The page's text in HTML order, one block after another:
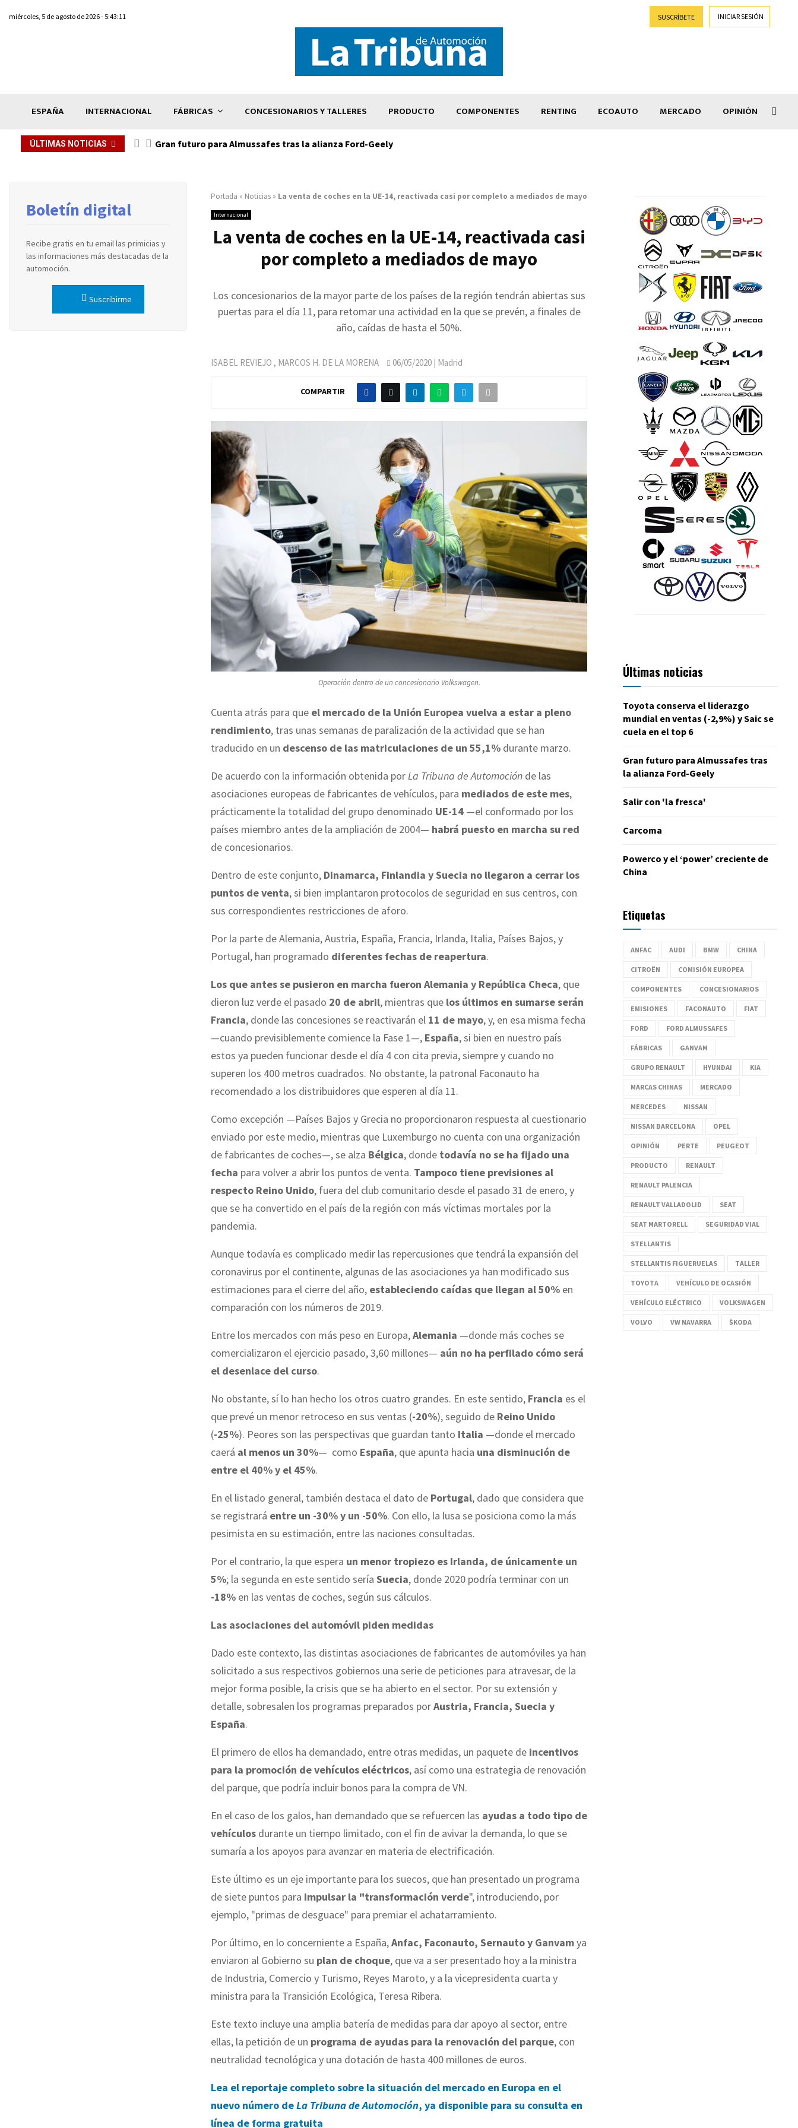
miércoles, 5 de agosto de 2026 - 5:43:11 SUSCRÍBETE INICIAR SESIÓN
ESPAÑA INTERNACIONAL FÁBRICAS CONCESIONARIOS Y TALLERES PRODUCTO COMPONENTES RENTING ECOAUTO MERCADO OPINIÓN
ÚLTIMAS NOTICIAS Gran futuro para Almussafes tras la alianza Ford-Geely
Portada » Noticias » La venta de coches en la UE-14, reactivada casi por completo a mediados de mayo
Internacional
La venta de coches en la UE-14, reactivada casi
por completo a mediados de mayo
Los concesionarios de la mayor parte de los países de la región tendrán abiertas sus
puertas para el día 11, para retomar una actividad en la que se prevén, a finales de
año, caídas de hasta el 50%.
ISABEL REVIEJO , MARCOS H. DE LA MORENA 06/05/2020 | Madrid
COMPARTIR
Operación dentro de un concesionario Volkswagen.
Cuenta atrás para que el mercado de la Unión Europea vuelva a estar a pleno
rendimiento, tras unas semanas de paralización de la actividad que se han
traducido en un descenso de las matriculaciones de un 55,1% durante marzo.
De acuerdo con la información obtenida porLa Tribuna de Automoción de las
asociaciones europeas de fabricantes de vehículos, para mediados de este mes,
prácticamente la totalidad del grupo denominado UE-14 —el conformado por los
países miembro antes de la ampliación de 2004— habrá puesto en marcha su red
de concesionarios.
Dentro de este conjunto, Dinamarca, Finlandia y Suecia no llegaron a cerrar los
puntos de venta, si bien implantaron protocolos de seguridad en sus centros, con
sus correspondientes restricciones de aforo.
Por la parte de Alemania, Austria, España, Francia, Irlanda, Italia, Países Bajos, y
Portugal, han programado diferentes fechas de reapertura.
Los que antes se pusieron en marcha fueron Alemania y República Checa, que
dieron luz verde el pasado 20 de abril, mientras que los últimos en sumarse serán
Francia, donde las concesiones se reactivarán el 11 de mayo, y, en esa misma fecha
—cuando previsiblemente comience la Fase 1—, España, si bien en nuestro país
estos ya pueden funcionar desde el día 4 con cita previa, siempre y cuando no
superen los 400 metros cuadrados. No obstante, la patronal Faconauto ha
recomendado a los distribuidores que esperen al día 11.
Como excepción —Países Bajos y Grecia no proporcionaron respuesta al cuestionario
enviado por este medio, mientras que Luxemburgo no cuenta con una organización
de fabricantes de coches—, se alza Bélgica, donde todavía no se ha fijado una
fecha para volver a abrir los puntos de venta. Tampoco tiene previsiones al
respecto Reino Unido, fuera del club comunitario desde el pasado 31 de enero, y
que se ha convertido en el país de la región con más víctimas mortales por la
pandemia.
Aunque todavía es complicado medir las repercusiones que tendrá la expansión del
coronavirus por el continente, algunas de las asociaciones ya han modificado sus
estimaciones para el cierre del año, estableciendo caídas que llegan al 50% en
comparación con los números de 2019.
Entre los mercados con más peso en Europa,Alemania —donde más coches se
comercializaron el ejercicio pasado, 3,60 millones— aún no ha perfilado cómo será
el desenlace del curso.
No obstante, sí lo han hecho los otros cuatro grandes. En este sentido, Francia es el
que prevé un menor retroceso en sus ventas (-20%), seguido de Reino Unido
(-25%). Peores son las perspectivas que guardan tanto Italia —donde el mercado
caerá al menos un 30%— como España, que apunta hacia una disminución de
entre el 40% y el 45%.
En el listado general, también destaca el dato de Portugal, dado que considera que
se registrará entre un -30% y un -50%. Con ello, la lusa se posiciona como la más
pesimista en su estimación, entre las naciones consultadas.
Por el contrario, la que espera un menor tropiezo es Irlanda, de únicamente un
5%; la segunda en este sentido sería Suecia, donde 2020 podría terminar con un
-18% en las ventas de coches, según sus cálculos.
Las asociaciones del automóvil piden medidas
Dado este contexto, las distintas asociaciones de fabricantes de automóviles ya han
solicitado a sus respectivos gobiernos una serie de peticiones para atravesar, de la
mejor forma posible, la crisis que se ha abierto en el sector. Por su extensión y
detalle, sobresalen los programas preparados porAustria, Francia, Suecia y
España.
El primero de ellos ha demandado, entre otras medidas, un paquete de incentivos
para la promoción de vehículos eléctricos, así como una estrategia de renovación
del parque, que podría incluir bonos para la compra de VN.
En el caso de los galos, han demandado que se refuercen las ayudas a todo tipo de
vehículos durante un tiempo limitado, con el fin de avivar la demanda, lo que se
sumaría a los apoyos para avanzar en materia de electrificación.
Este último es un eje importante para los suecos, que han presentado un programa
de siete puntos para impulsar la "transformación verde", introduciendo, por
ejemplo, "primas de desguace" para premiar el achatarramiento.
Por último, en lo concerniente a España,Anfac, Faconauto, Sernauto y Ganvamya
enviaron al Gobierno su plan de choque, que va a ser presentado hoy a la ministra
de Industria, Comercio y Turismo, Reyes Maroto, y a la vicepresidenta cuarta y
ministra para la Transición Ecológica, Teresa Ribera.
Este texto incluye una amplia batería de medidas para dar apoyo al sector, entre
ellas, la petición de un programa de ayudas para la renovación del parque, con
neutralidad tecnológica y una dotación de hasta 400 millones de euros.
Lea el reportaje completo sobre la situación del mercado en Europa en el
nuevo número deLa Tribuna de Automoción, ya disponible para su consulta en
línea de forma gratuita
Boletín digital
Recibe gratis en tu email las primicias y
las informaciones más destacadas de la
automoción.
Suscribirme
Últimas noticias
Toyota conserva el liderazgo
mundial en ventas (-2,9%) y Saic se
cuela en el top 6
Gran futuro para Almussafes tras
la alianza Ford-Geely
Salir con 'la fresca'
Carcoma
Powerco y el ‘power’ creciente de
China
Etiquetas
ANFAC AUDI BMW CHINA
CITROËN COMISIÓN EUROPEA
COMPONENTES CONCESIONARIOS
EMISIONES FACONAUTO FIAT
FORD FORD ALMUSSAFES
FÁBRICAS GANVAM
GRUPO RENAULT HYUNDAI KIA
MARCAS CHINAS MERCADO
MERCEDES NISSAN
NISSAN BARCELONA OPEL
OPINIÓN PERTE PEUGEOT
PRODUCTO RENAULT
RENAULT PALENCIA
RENAULT VALLADOLID SEAT
SEAT MARTORELL SEGURIDAD VIAL
STELLANTIS
STELLANTIS FIGUERUELAS TALLER
TOYOTA VEHÍCULO DE OCASIÓN
VEHÍCULO ELÉCTRICO VOLKSWAGEN
VOLVO VW NAVARRA ŠKODA